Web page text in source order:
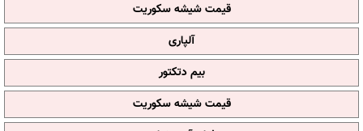
قیمت شیشه سکوریت
آلپاری
بیم دتکتور
قیمت شیشه سکوریت